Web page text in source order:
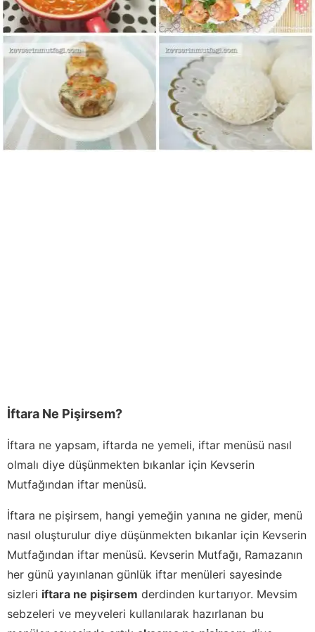
İftara Ne Pişirsem?
İftara ne yapsam, iftarda ne yemeli, iftar menüsü nasıl
olmalı diye düşünmekten bıkanlar için Kevserin
Mutfağından iftar menüsü.
İftara ne pişirsem, hangi yemeğin yanına ne gider, menü
nasıl oluşturulur diye düşünmekten bıkanlar için Kevserin
Mutfağından iftar menüsü. Kevserin Mutfağı, Ramazanın
her günü yayınlanan günlük iftar menüleri sayesinde
sizleri iftara ne pişirsem derdinden kurtarıyor. Mevsim
sebzeleri ve meyveleri kullanılarak hazırlanan bu